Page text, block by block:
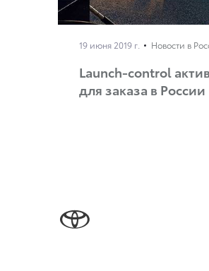
19 июня 2019 г. Новости в
Launch-control
для заказа в России